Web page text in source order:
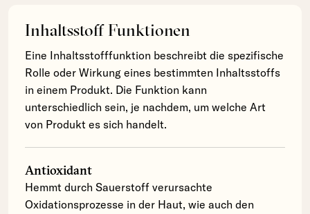
Inhaltsstoff Funktionen
Eine Inhaltsstofffunktion beschreibt die spezifische
Rolle oder Wirkung eines bestimmten Inhaltsstoffs
in einem Produkt. Die Funktion kann
unterschiedlich sein, je nachdem, um welche Art
von Produkt es sich handelt.
Antioxidant
Hemmt durch Sauerstoff verursachte
Oxidationsprozesse in der Haut, wie auch den